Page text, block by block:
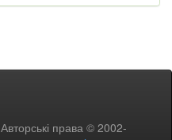
Авторські права © 2002-